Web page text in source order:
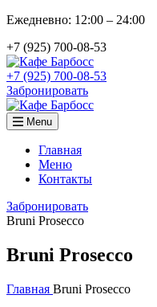
Ежедневно: 12:00 – 24:00
+7 (925) 700-08-53
+7 (925) 700-08-53
Забронировать
Menu
Главная
Меню
Контакты
Забронировать
Bruni Prosecco
Bruni Prosecco
Главная Bruni Prosecco